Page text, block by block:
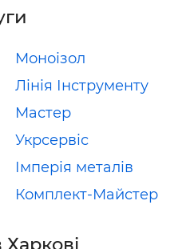
Моноізол
Лінія Інструменту
Мастер
Укрсервіс
Імперія металів
Комплект-Майстер
Харкові